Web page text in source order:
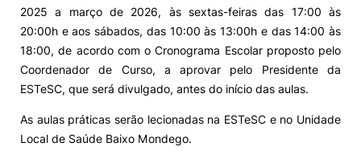
2025 a março de 2026, às sextas-feiras das 17:00 às
20:00h e aos sábados, das 10:00 às 13:00h e das 14:00 às
18:00, de acordo com o Cronograma Escolar proposto pelo
Coordenador de Curso, a aprovar pelo Presidente da
ESTeSC, que será divulgado, antes do início das aulas.
As aulas práticas serão lecionadas na ESTeSC e no Unidade
Local de Saúde Baixo Mondego.